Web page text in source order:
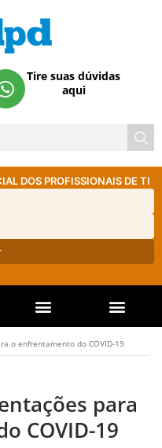
Tire suas dúvidas
aqui
DOS PROFISSIONAIS DE TI
o enfrentamento do COVID-19
para
COVID-19